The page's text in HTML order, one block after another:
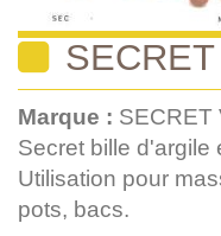
Marque : SECRET
Secret bille d'argile
Utilisation pour
pots, bacs.